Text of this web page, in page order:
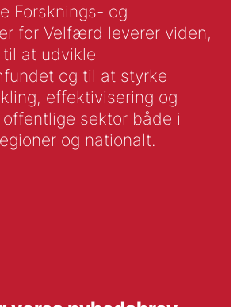
Forsknings- og
for Velfærd leverer viden,
at udvikle
og til at styrke
effektivisering og
sektor både i
og nationalt.